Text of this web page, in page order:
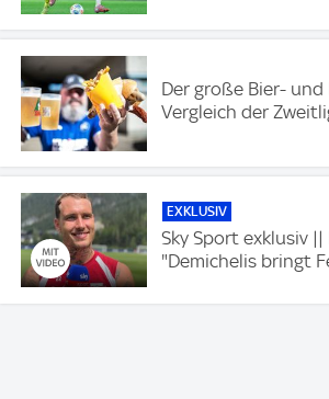
Der große Bier-
Vergleich der
EXKLUSIV
Sky Sport exklusiv ||
"Demichelis bringt